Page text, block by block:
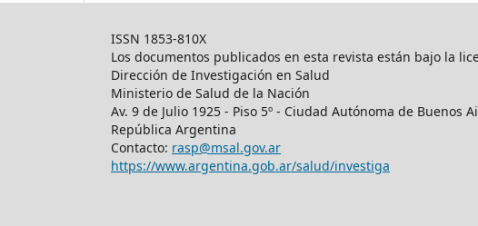
ISSN 1853-810X
Los documentos publicados en esta revista están bajo la
Dirección de Investigación en Salud
Ministerio de Salud de la Nación
Av. 9 de Julio 1925 - Piso 5º - Ciudad Autónoma de Buenos
República Argentina
Contacto: rasp@msal.gov.ar
https://www.argentina.gob.ar/salud/investiga